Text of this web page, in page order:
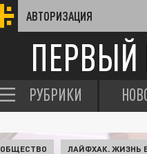
АВТОРИЗАЦИЯ
ПЕРВЫЙ
РУБРИКИ
ОБЩЕСТВО ЛАЙФХАК. ЖИЗНЬ